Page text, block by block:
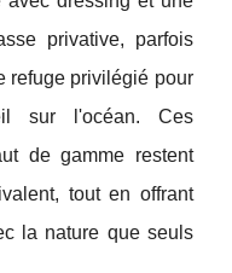
privative, parfois
refuge privilégié pour
sur l'océan. Ces
de gamme restent
tout en offrant
la nature que seuls